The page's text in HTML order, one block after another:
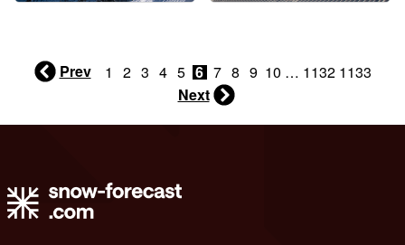
Prev 1 2 3 4 5 6 7 8 9 10 … 1132 1133
Next